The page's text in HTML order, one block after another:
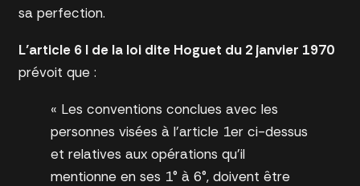
sa perfection.
L’article 6 I de la loi dite Hoguet du 2 janvier 1970
prévoit que :
« Les conventions conclues avec les
personnes visées à l’article 1er ci-dessus
et relatives aux opérations qu’il
mentionne en ses 1° à 6°, doivent être